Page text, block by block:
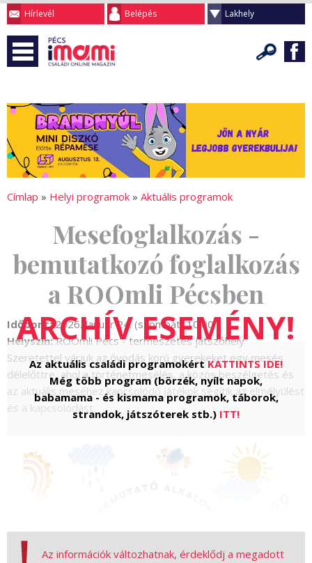
Hírlevél Belépés Lakhely
Címlap » Helyi programok » Aktuális programok
Mesefoglalkozás -
bemutatkozó foglalkozás
a ROOmli Pécsben
Időpont:2026. Január 24. (szombat) 10:00
Helyszín:ROOmli Pécs - természetes játszóhely
Szeretettel várjuk az óvodás korú gyerekeket egy mesés
délelőttre, ahol a történetmesélés, a közös beszélgetés és
az aktuális meséhez kapcsolódó játékok segítik az elmélyülést
és a kapcsolódást.
Az aktuális családi programokértKATTINTS IDE!
Még több program (börzék, nyílt napok,
babamama - és kismama programok, táborok,
strandok, játszóterek stb.) ITT!
Az információk változhatnak, érdeklődj a megadott